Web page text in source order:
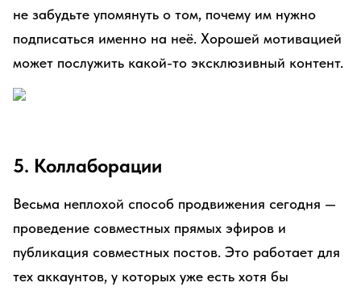
не забудьте упомянуть о том, почему им нужно
подписаться именно на неё. Хорошей мотивацией
может послужить какой-то эксклюзивный контент.
5. Коллаборации
Весьма неплохой способ продвижения сегодня —
проведение совместных прямых эфиров и
публикация совместных постов. Это работает для
тех аккаунтов, у которых уже есть хотя бы